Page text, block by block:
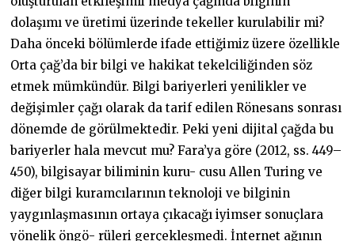
dolaşımı ve üretimi üzerinde tekeller kurulabilir mi?
Daha önceki bölümlerde ifade ettiğimiz üzere özellikle
Orta çağ’da bir bilgi ve hakikat tekelciliğinden söz
etmek mümkündür. Bilgi bariyerleri yenilikler ve
değişimler çağı olarak da tarif edilen Rönesans sonrası
dönemde de görülmektedir. Peki yeni dijital çağda bu
bariyerler hala mevcut mu? Fara’ya göre (2012, ss. 449–
450), bilgisayar biliminin kuru- cusu Allen Turing ve
diğer bilgi kuramcılarının teknoloji ve bilginin
yaygınlaşmasının ortaya çıkacağı iyimser sonuçlara
yönelik öngö- rüleri gerçekleşmedi. İnternet ağının